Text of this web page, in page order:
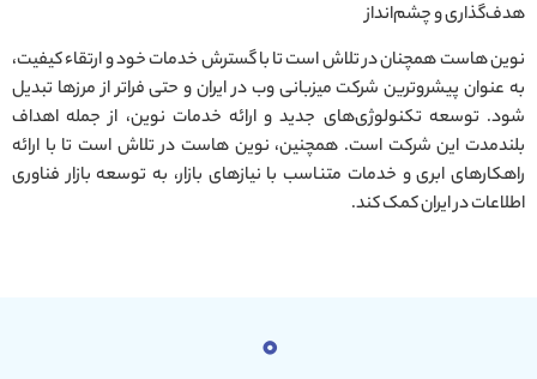
هدف‌گذاری و چشم‌انداز
نوین هاست همچنان در تلاش است تا با گسترش خدمات خود و ارتقاء کیفیت،
به عنوان پیشروترین شرکت میزبانی وب در ایران و حتی فراتر از مرزها تبدیل
شود. توسعه تکنولوژی‌های جدید و ارائه خدمات نوین، از جمله اهداف
بلندمدت این شرکت است. همچنین، نوین هاست در تلاش است تا با ارائه
راهکارهای ابری و خدمات متناسب با نیازهای بازار، به توسعه بازار فناوری
اطلاعات در ایران کمک کند.
۰